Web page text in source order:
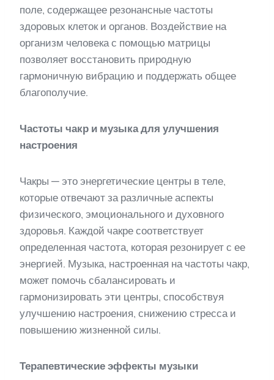
поле, содержащее резонансные частоты
здоровых клеток и органов. Воздействие на
организм человека с помощью матрицы
позволяет восстановить природную
гармоничную вибрацию и поддержать общее
благополучие.
Частоты чакр и музыка для улучшения
настроения
Чакры — это энергетические центры в теле,
которые отвечают за различные аспекты
физического, эмоционального и духовного
здоровья. Каждой чакре соответствует
определенная частота, которая резонирует с ее
энергией. Музыка, настроенная на частоты чакр,
может помочь сбалансировать и
гармонизировать эти центры, способствуя
улучшению настроения, снижению стресса и
повышению жизненной силы.
Терапевтические эффекты музыки